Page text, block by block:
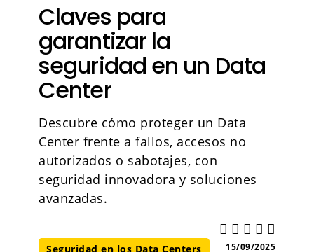
Claves para
garantizar la
seguridad en un Data
Center
Descubre cómo proteger un Data
Center frente a fallos, accesos no
autorizados o sabotajes, con
seguridad innovadora y soluciones
avanzadas.
Seguridad en los Data Centers​ 15/09/2025